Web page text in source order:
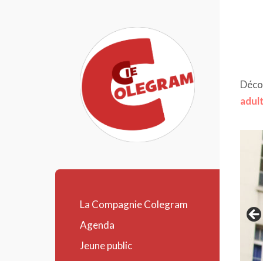
La Compagnie Colegram
Agenda
Jeune public